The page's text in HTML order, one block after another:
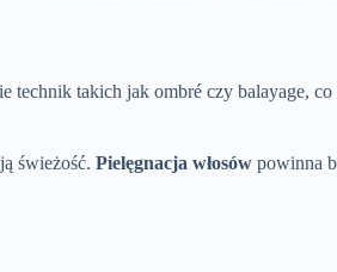
technik takich jak ombré czy balayage,
świeżość. Pielęgnacja włosów powinna